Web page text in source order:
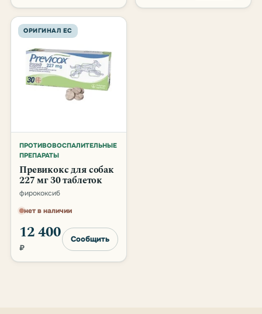
ОРИГИНАЛ ЕС
ПРОТИВОВОСПАЛИТЕЛЬНЫЕ
ПРЕПАРАТЫ
Превикокс для собак
227 мг 30 таблеток
фирококсиб
нет в наличии
12 400
₽
Сообщить